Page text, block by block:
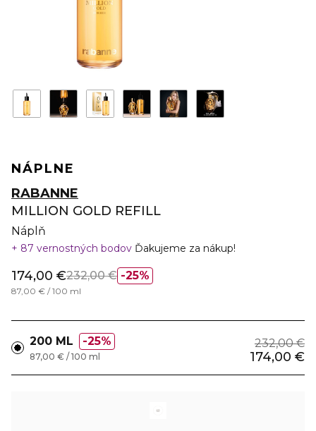
NÁPLNE
RABANNE
MILLION GOLD REFILL
Náplň
87 vernostných bodov Ďakujeme za nákup!
25%
174,00 €232,00 €
87,00 € / 100 ml
200 ML 25% 232,00 €
174,00 €
87,00 € / 100 ml